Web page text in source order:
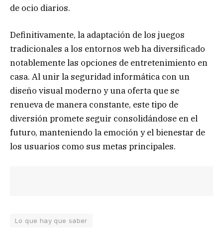
de ocio diarios.
Definitivamente, la adaptación de los juegos
tradicionales a los entornos web ha diversificado
notablemente las opciones de entretenimiento en
casa. Al unir la seguridad informática con un
diseño visual moderno y una oferta que se
renueva de manera constante, este tipo de
diversión promete seguir consolidándose en el
futuro, manteniendo la emoción y el bienestar de
los usuarios como sus metas principales.
Lo que hay que saber